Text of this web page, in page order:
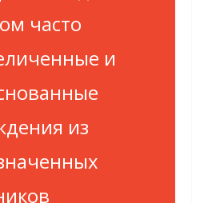
часто
и
из